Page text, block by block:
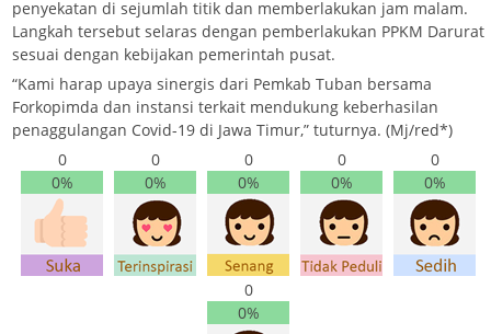
penyekatan di sejumlah titik dan memberlakukan jam malam.
Langkah tersebut selaras dengan pemberlakukan PPKM Darurat
sesuai dengan kebijakan pemerintah pusat.
“Kami harap upaya sinergis dari Pemkab Tuban bersama
Forkopimda dan instansi terkait mendukung keberhasilan
penaggulangan Covid-19 di Jawa Timur,” tuturnya. (Mj/red*)
0
0%
0
0%
0
0%
0
0%
0
0%
0
0%